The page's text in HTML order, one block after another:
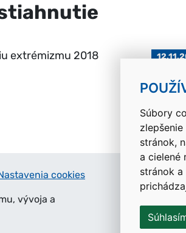
Súbory
stránok,
a cielené
stránok
extrémizmu 2018
cookies
vývoja a